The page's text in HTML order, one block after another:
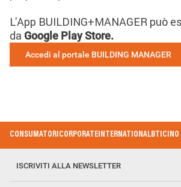
L'App BUILDING+MANAGER può
da Google Play Store.
Accedi al portale BUILDING MANAGER
Footer
CONSUMATORI CORPORATE INTERNATIONALBTICINO
ISCRIVITI ALLA NEWSLETTER